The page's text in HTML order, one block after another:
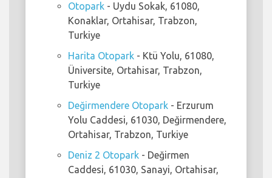
Otopark - Uydu Sokak, 61080,
Konaklar, Ortahisar, Trabzon,
Turkiye
Harita Otopark - Ktü Yolu, 61080,
Üniversite, Ortahisar, Trabzon,
Turkiye
Değirmendere Otopark - Erzurum
Yolu Caddesi, 61030, Değirmendere,
Ortahisar, Trabzon, Turkiye
Deniz 2 Otopark - Değirmen
Caddesi, 61030, Sanayi, Ortahisar,